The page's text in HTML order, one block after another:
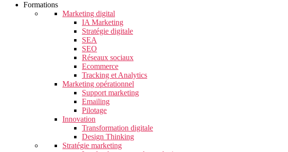
Formations
Marketing digital
IA Marketing
Stratégie digitale
SEA
SEO
Réseaux sociaux
Ecommerce
Tracking et Analytics
Marketing opérationnel
Support marketing
Emailing
Pilotage
Innovation
Transformation digitale
Design Thinking
Stratégie marketing